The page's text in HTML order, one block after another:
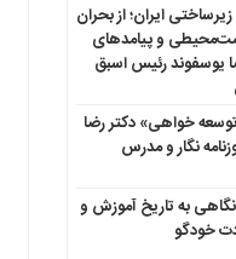
ایران؛ از بحران
و پیامدهای
یوسفوند رئیس اسبق
خواهی» دکتر رضا
نگار و مدرس
به تاریخ آموزش و
خودگو